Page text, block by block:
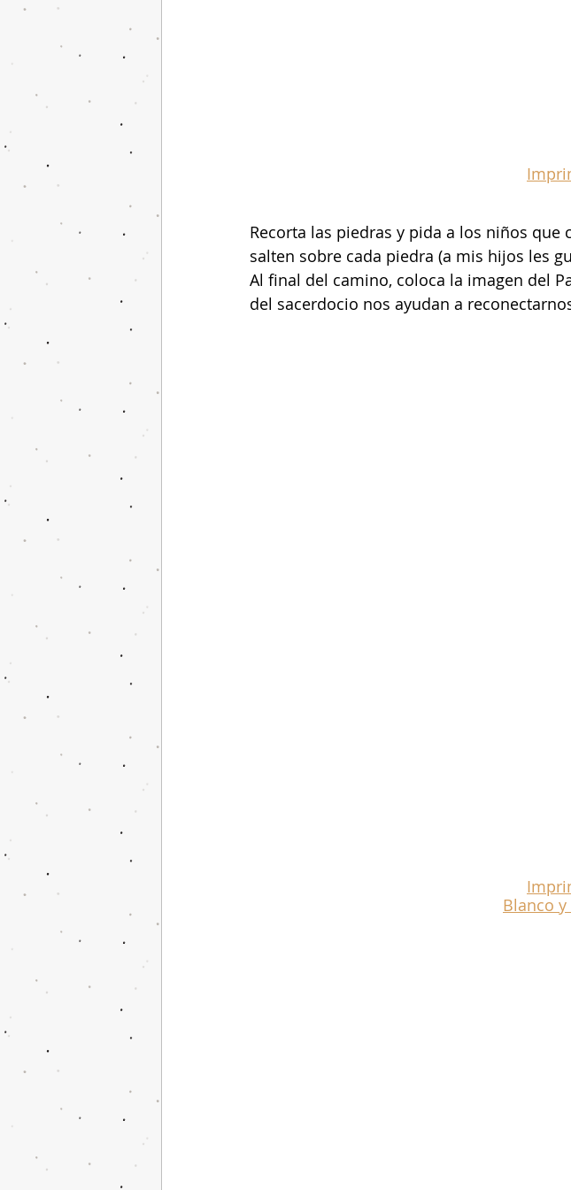
Recorta las piedras y pida a los niños que
salten sobre cada piedra (a mis hijos les
Al final del camino, coloca la imagen del
del sacerdocio nos ayudan a
Blanco